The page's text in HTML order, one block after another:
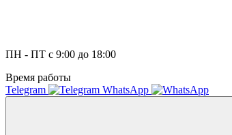
ПН - ПТ с 9:00 до 18:00
Время работы
Telegram
WhatsApp